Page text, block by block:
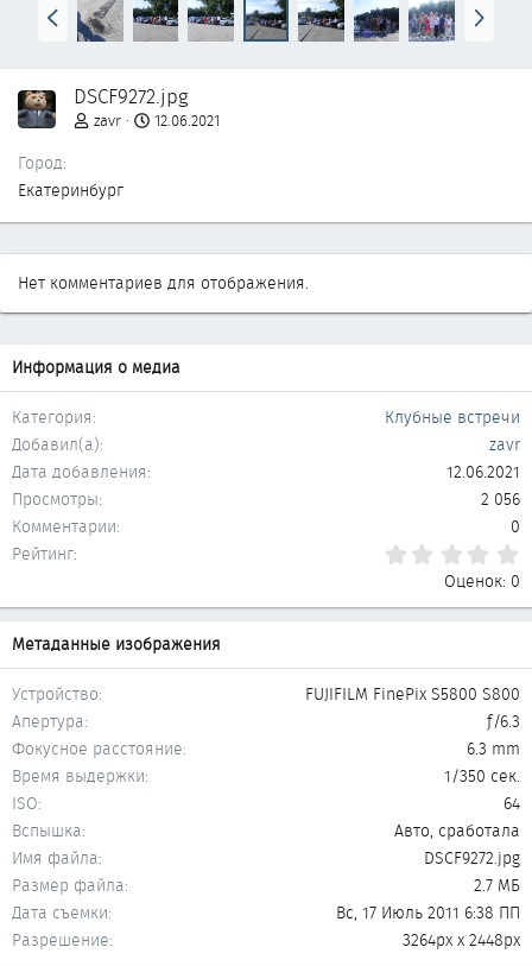
Н
а
а
д
В
п
р
DSCF9272.jpg
zavr 12.06.2021
Город
Екатеринбург
Нет комментариев для отображения.
Информация о медиа
Категория
Клубные встречи
Добавил(а)
zavr
Дата добавления
12.06.2021
Просмотры
2 056
Комментарии
0
Рейтинг
Оценок: 0
Метаданные изображения
Устройство
FUJIFILM FinePix S5800 S800
Апертура
ƒ/6.3
Фокусное расстояние
6.3 mm
Время выдержки
1/350 сек.
ISO
64
Вспышка
Авто, сработала
Имя файла
DSCF9272.jpg
Размер файла
2.7 МБ
Дата съемки
Вс, 17 Июль 2011 6:38 ПП
Разрешение
3264px x 2448px